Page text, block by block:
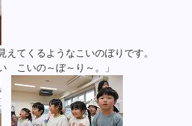
えてくるようなこいのぼりです。
こいの～ぼ～り～。」